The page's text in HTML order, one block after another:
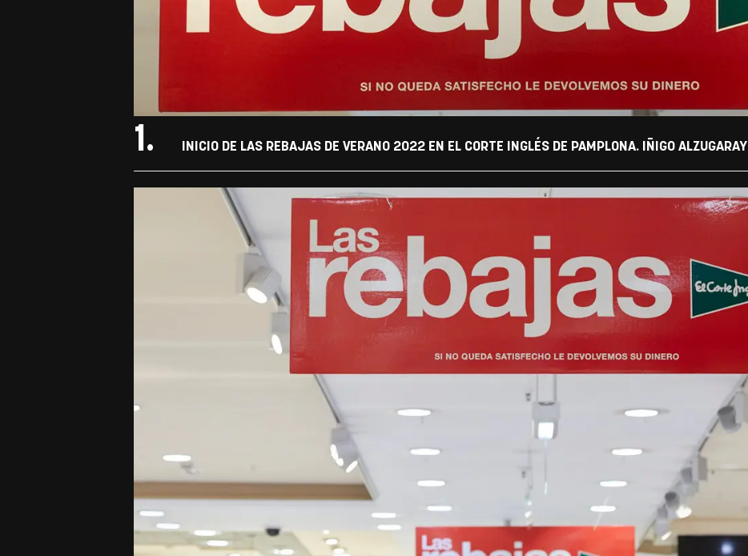
1. INICIO DE LAS REBAJAS DE VERANO 2022 EN EL CORTE INGLÉS DE PAMPLONA. IÑIGO ALZUGARAY